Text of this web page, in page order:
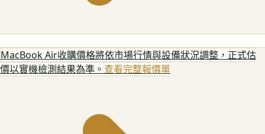
MacBook Air收購價格將依市場行情與設備狀況調整，正式估
價以實機檢測結果為準。 查看完整報價單